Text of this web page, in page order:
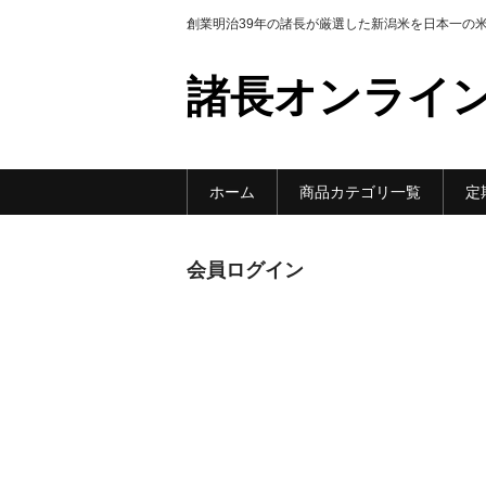
創業明治39年の諸長が厳選した新潟米を日本一の
諸長オンライ
ホーム 商品カテゴリ一覧 定
会員ログイン